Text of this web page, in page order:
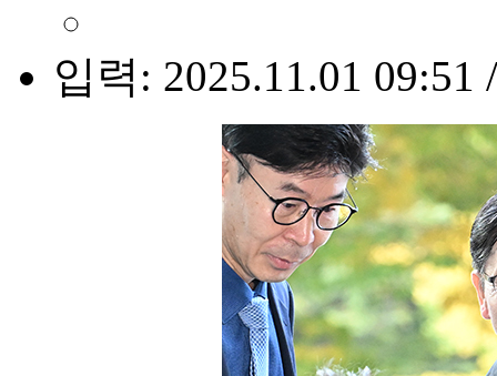
입력: 2025.11.01 09:51